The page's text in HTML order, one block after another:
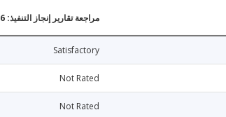
مراجعة تقارير إنجاز التنفيذ: 06-18-1986
Satisfactory
Not Rated
Not Rated